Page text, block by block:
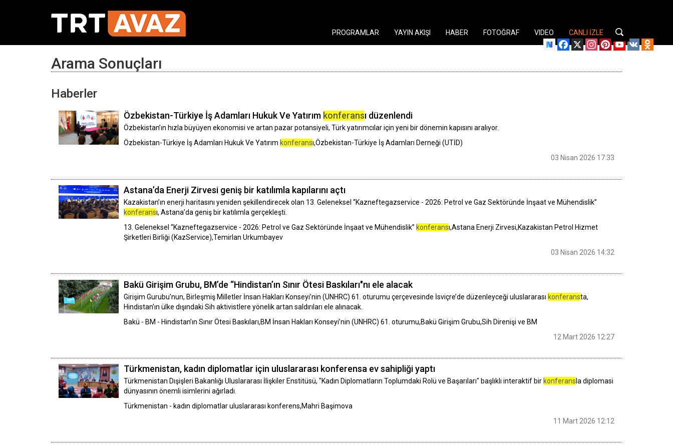
Facebook
X Instagram
PinterestYouTube
VK
PROGRAMLAR YAYIN AKIŞI HABER FOTOĞRAF VIDEO CANLI İZLE
Arama Sonuçları
Haberler
Özbekistan-Türkiye İş Adamları Hukuk Ve Yatırım konferansı düzenlendi
​​​​​​​Özbekistan’ın hızla büyüyen ekonomisi ve artan pazar potansiyeli, Türk yatırımcılar için yeni bir dönemin kapısını aralıyor.
Özbekistan-Türkiye İş Adamları Hukuk Ve Yatırım konferansı,Özbekistan-Türkiye İş Adamları Derneği (UTİD)
03 Nisan 2026 17:33
Astana’da Enerji Zirvesi geniş bir katılımla kapılarını açtı
Kazakistan’ın enerji haritasını yeniden şekillendirecek olan 13. Geleneksel “Kazneftegazservice - 2026: Petrol ve Gaz Sektöründe İnşaat ve Mühendislik”
konferansı, Astana’da geniş bir katılımla gerçekleşti.
13. Geleneksel “Kazneftegazservice - 2026: Petrol ve Gaz Sektöründe İnşaat ve Mühendislik” konferansı,Astana Enerji Zirvesi,Kazakistan Petrol Hizmet
Şirketleri Birliği (KazService),Temirlan Urkumbayev
03 Nisan 2026 14:32
Bakü Girişim Grubu, BM’de “Hindistan’ın Sınır Ötesi Baskıları"nı ele alacak
Girişim Gurubu'nun, Birleşmiş Milletler İnsan Hakları Konseyi’nin (UNHRC) 61. oturumu çerçevesinde İsviçre’de düzenleyceği uluslararası konferansta,
Hindistan'ın ülke dışındaki Sih aktivistlere yönelik artan saldırıları ele alınacak.
Bakü - BM - Hindistan’ın Sınır Ötesi Baskıları,BM İnsan Hakları Konseyi’nin (UNHRC) 61. oturumu,Bakü Girişim Grubu,Sih Direnişi ve BM
12 Mart 2026 12:27
Türkmenistan, kadın diplomatlar için uluslararası konferensa ev sahipliği yaptı
Türkmenistan Dışişleri Bakanlığı Uluslararası İlişkiler Enstitüsü, "Kadın Diplomatların Toplumdaki Rolü ve Başarıları" başlıklı interaktif bir konferans la diplomasi
dünyasının önemli isimlerini ağırladı.
Türkmenistan - kadın diplomatlar uluslararası konferens,Mahri Başimova
11 Mart 2026 12:12